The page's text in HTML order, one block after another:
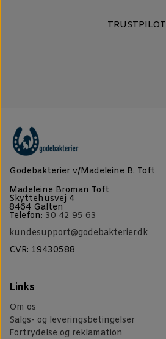
TRUSTPILOT
Godebakterier v/Madeleine B. Toft
Madeleine Broman Toft
Skyttehusvej 4
8464 Galten
Telefon: 30 42 95 63
kundesupport@godebakterier.dk
CVR: 19430588
Links
Om os
Salgs- og leveringsbetingelser
Fortrydelse og reklamation